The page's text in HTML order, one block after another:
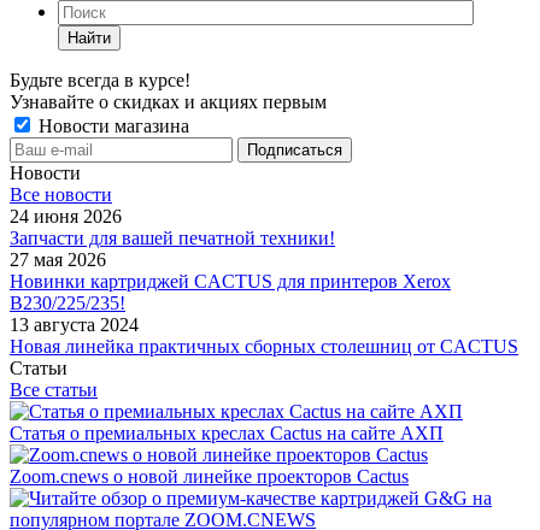
Найти
Будьте всегда в курсе!
Узнавайте о скидках и акциях первым
Новости магазина
Новости
Все новости
24 июня 2026
Запчасти для вашей печатной техники!
27 мая 2026
Новинки картриджей CACTUS для принтеров Xerox
B230/225/235!
13 августа 2024
Новая линейка практичных сборных столешниц от CACTUS
Статьи
Все статьи
Статья о премиальных креслах Cactus на сайте АХП
Zoom.cnews о новой линейке проекторов Cactus